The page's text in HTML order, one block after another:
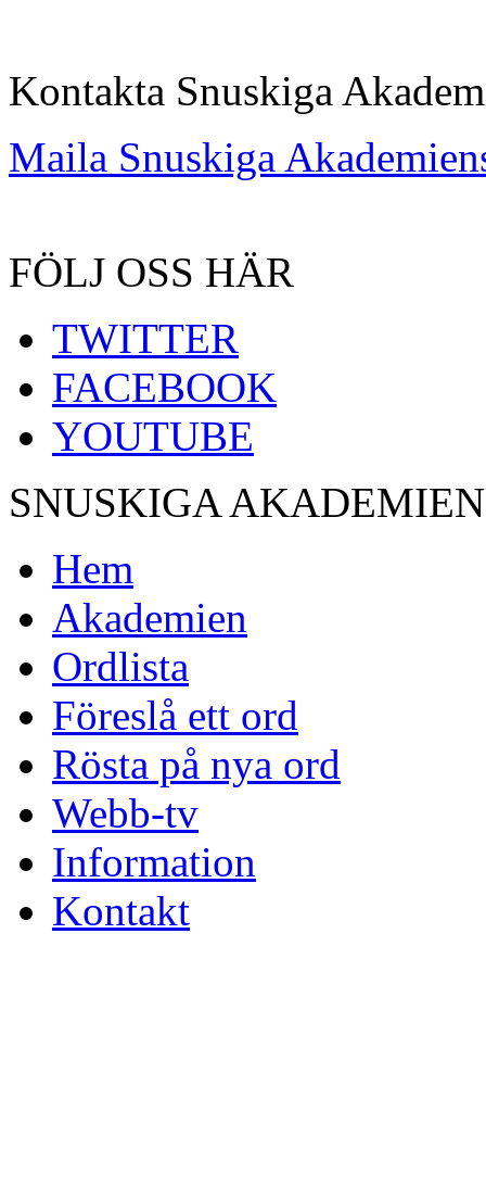
Kontakta Snuskiga
Maila Snuskiga
FÖLJ OSS HÄR
TWITTER
FACEBOOK
YOUTUBE
SNUSKIGA AKADEMIEN
Hem
Akademien
Ordlista
Föreslå ett ord
Rösta på nya ord
Webb-tv
Information
Kontakt